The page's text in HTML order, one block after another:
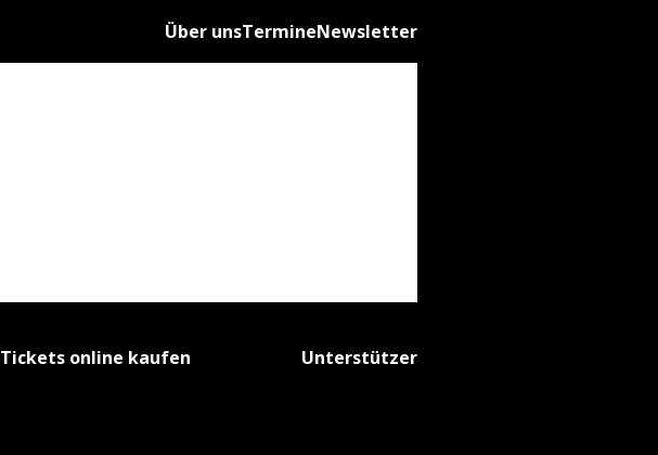
Über unsTermineNewsletter
Tickets online kaufen Unterstützer